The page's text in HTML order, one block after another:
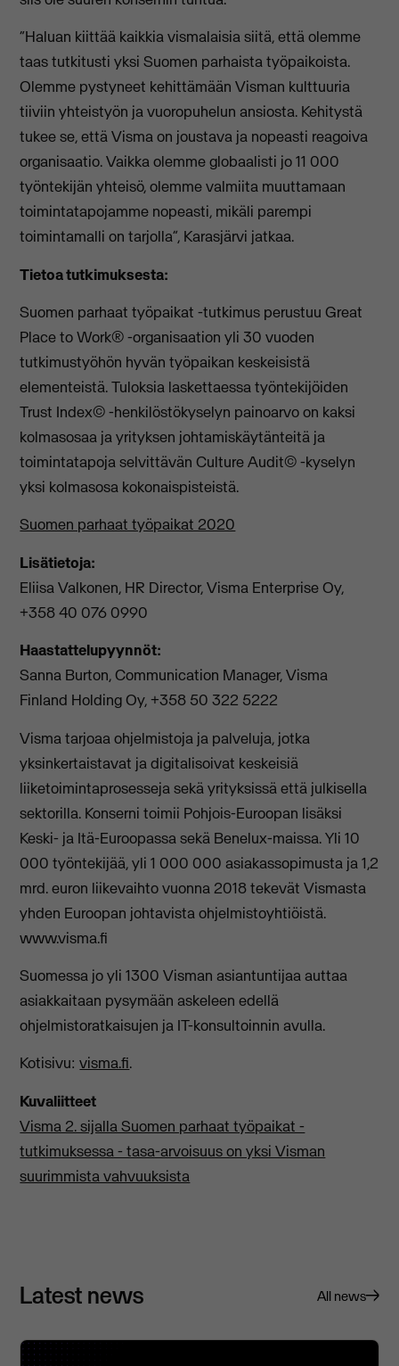
“Haluan kiittää kaikkia vismalaisia siitä, että olemme
taas tutkitusti yksi Suomen parhaista työpaikoista.
Olemme pystyneet kehittämään Visman kulttuuria
tiiviin yhteistyön ja vuoropuhelun ansiosta. Kehitystä
tukee se, että Visma on joustava ja nopeasti reagoiva
organisaatio. Vaikka olemme globaalisti jo 11 000
työntekijän yhteisö, olemme valmiita muuttamaan
toimintatapojamme nopeasti, mikäli parempi
toimintamalli on tarjolla”, Karasjärvi jatkaa.
Tietoa tutkimuksesta:
Suomen parhaat työpaikat -tutkimus perustuu Great
Place to Work® -organisaation yli 30 vuoden
tutkimustyöhön hyvän työpaikan keskeisistä
elementeistä. Tuloksia laskettaessa työntekijöiden
Trust Index© -henkilöstökyselyn painoarvo on kaksi
kolmasosaa ja yrityksen johtamiskäytänteitä ja
toimintatapoja selvittävän Culture Audit© -kyselyn
yksi kolmasosa kokonaispisteistä.
Suomen parhaat työpaikat 2020
Lisätietoja:
Eliisa Valkonen, HR Director, Visma Enterprise Oy,
+358 40 076 0990
Haastattelupyynnöt:
Sanna Burton, Communication Manager, Visma
Finland Holding Oy, +358 50 322 5222
Visma tarjoaa ohjelmistoja ja palveluja, jotka
yksinkertaistavat ja digitalisoivat keskeisiä
liiketoimintaprosesseja sekä yrityksissä että julkisella
sektorilla. Konserni toimii Pohjois-Euroopan lisäksi
Keski- ja Itä-Euroopassa sekä Benelux-maissa. Yli 10
000 työntekijää, yli 1 000 000 asiakassopimusta ja 1,2
mrd. euron liikevaihto vuonna 2018 tekevät Vismasta
yhden Euroopan johtavista ohjelmistoyhtiöistä.
www.visma.fi
Suomessa jo yli 1300 Visman asiantuntijaa auttaa
asiakkaitaan pysymään askeleen edellä
ohjelmistoratkaisujen ja IT-konsultoinnin avulla.
Kotisivu:visma.fi.
Kuvaliitteet
Visma 2. sijalla Suomen parhaat työpaikat -
tutkimuksessa - tasa-arvoisuus on yksi Visman
suurimmista vahvuuksista
Latest news All news